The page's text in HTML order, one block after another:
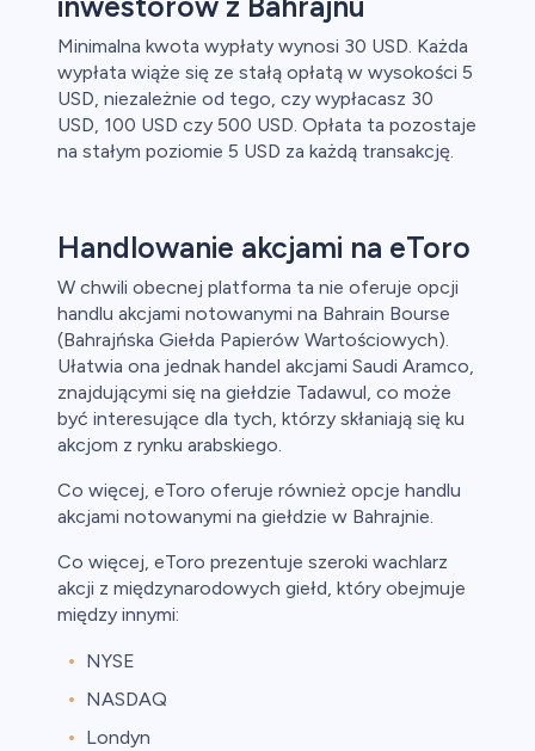
Minimalna kwota wypłaty wynosi 30 USD. Każda
wypłata wiąże się ze stałą opłatą w wysokości 5
USD, niezależnie od tego, czy wypłacasz 30
USD, 100 USD czy 500 USD. Opłata ta pozostaje
na stałym poziomie 5 USD za każdą transakcję.
Handlowanie akcjami na eToro
W chwili obecnej platforma ta nie oferuje opcji
handlu akcjami notowanymi na Bahrain Bourse
(Bahrajńska Giełda Papierów Wartościowych).
Ułatwia ona jednak handel akcjami Saudi Aramco,
znajdującymi się na giełdzie Tadawul, co może
być interesujące dla tych, którzy skłaniają się ku
akcjom z rynku arabskiego.
Co więcej, eToro oferuje również opcje handlu
akcjami notowanymi na giełdzie w Bahrajnie.
Co więcej, eToro prezentuje szeroki wachlarz
akcji z międzynarodowych giełd, który obejmuje
między innymi:
NYSE
NASDAQ
Londyn